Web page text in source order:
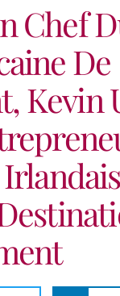
Chef
De
Kevin